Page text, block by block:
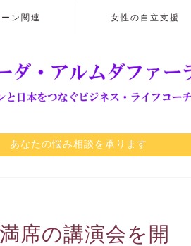
ン関連 女性の自立支援
あなたの悩み相談を承ります
席の講演会を開